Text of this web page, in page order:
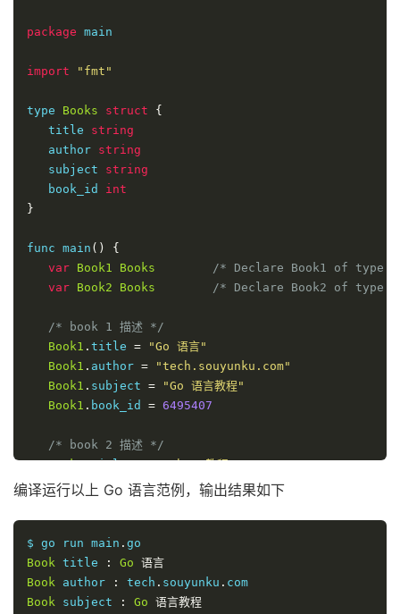
package main
import "fmt"
type Books struct
{
   title
string
   author
string
   subject
string
   book_id
int
}
func main ()
{
var Book1 Books
/* Declare Book1 of type
var Book2 Books /* Declare Book2 of type
/* book 1 描述 */
Book1 . title =
"Go 语言"
Book1 . author =
"tech.souyunku.com"
Book1 . subject =
"Go 语言教程"
Book1 . book_id = 6495407
/* book 2 描述 */
Book2.title = "Python 教程"
Book2 .author = "tech.souyunku.com"
Book2.book_id = 6495700
/* 打印 Book1 信息 */
   printBook
(& Book1 )
编译运行以上 Go 语言范例，输出结果如下
$ go run main .
Book title : Go 语言
Book author : tech . souyunku .
Book subject : Go 语言教程